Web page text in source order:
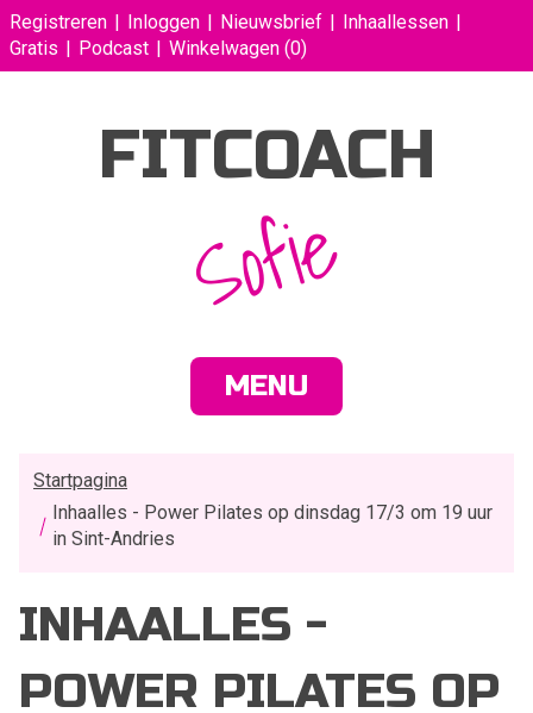
Registreren Inloggen Nieuwsbrief
Inhaallessen
Gratis
Podcast Winkelwagen (0)
FITCOACH
Sofie
MENU
Startpagina
Inhaalles - Power Pilates op dinsdag 17/3 om 19 uur
in Sint-Andries
INHAALLES -
POWER PILATES OP